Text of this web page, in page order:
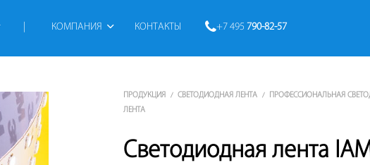
КОМПАНИЯ КОНТАКТЫ +7 495 790-82-57
ПРОДУКЦИЯ / СВЕТОДИОДНАЯ ЛЕНТА /
ПРОФЕССИОНАЛЬНАЯ
ЛЕНТА
Светодиодная лента